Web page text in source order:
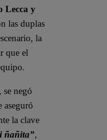
Lecca y
las duplas
la
que el
, se negó
aseguró
la clave
ñañita”,